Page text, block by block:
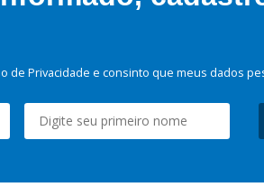
de Privacidade e consinto que meus dados